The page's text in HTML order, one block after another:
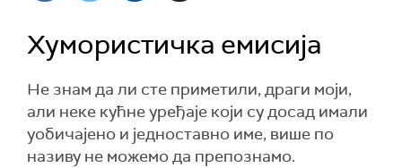
Хумористичка емисија
Не знам да ли сте приметили, драги моји,
али неке кућне уређаје који су досад имали
уобичајено и једноставно име, више по
називу не можемо да препознамо.